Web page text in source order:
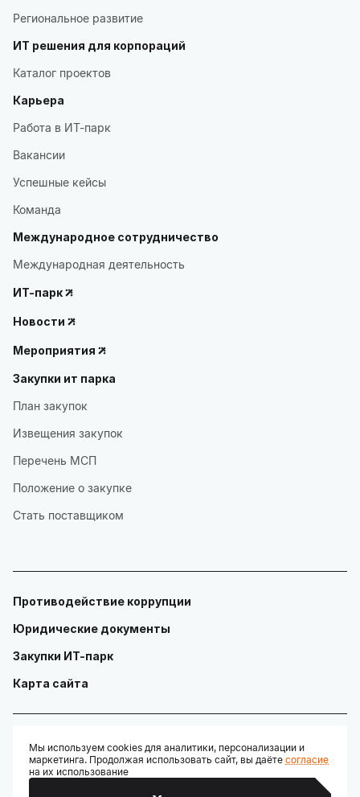
Региональное развитие
ИТ решения для корпораций
Каталог проектов
Карьера
Работа в ИТ-парк
Вакансии
Успешные кейсы
Команда
Международное сотрудничество
Международная деятельность
ИТ-парк
Новости
Мероприятия
Закупки ит парка
План закупок
Извещения закупок
Перечень МСП
Положение о закупке
Стать поставщиком
Противодействие коррупции
Юридические документы
Закупки ИТ-парк
Карта сайта
© ГАУ "Технопарк в сфере высоких технологий «ИТ-парк»"
Разработано:
Мы используем cookies для аналитики, персонализации и
маркетинга. Продолжая использовать сайт, вы даёте согласие
на их использование